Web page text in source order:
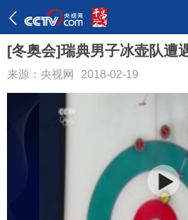
[冬奥会]瑞典男子冰壶队遭
来源：央视网 2018-02-19